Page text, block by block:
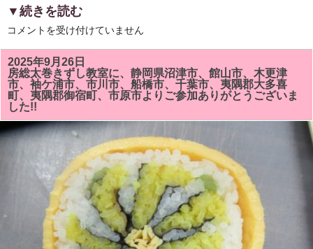
▼続きを読む
11
の
房
総
太
巻
き
寿
司
教
室
コメントを受け付けていません
2025年9月26日
房総太巻きずし教室に、静岡県沼津市、館山市、木更津
市、袖ケ浦市、市川市、船橋市、千葉市、夷隅郡大多喜
町、夷隅郡御宿町、市原市よりご参加ありがとうございま
した!!